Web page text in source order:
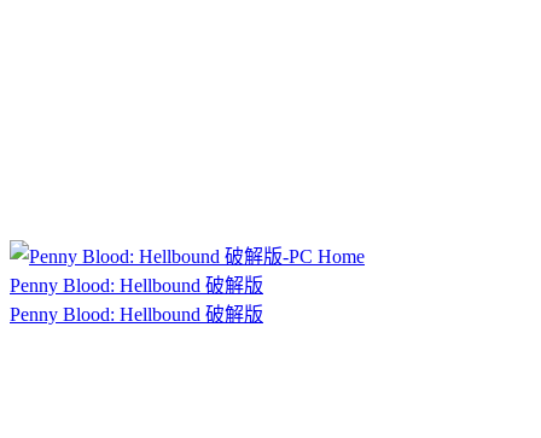
Penny Blood: Hellbound 破解版
Penny Blood: Hellbound 破解版